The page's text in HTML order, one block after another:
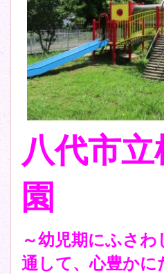
八代市
園
～幼児期にふさわ
通して、心豊かに